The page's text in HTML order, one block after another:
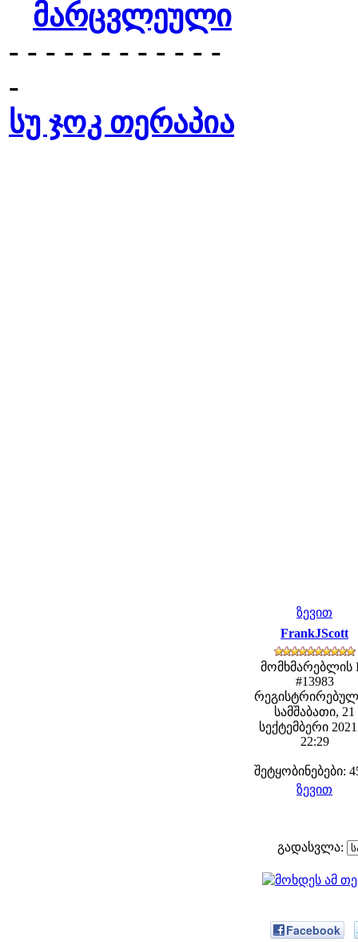
მარცვლეული
- - - - - - - - - - - -
-
სუ ჯოკ თერაპია
ზევით
FrankJScott
მომხმარებლის
#13983
სამშაბათი, 21
სექტემბერი
22:29
შეტყობინებები:
ზევით
გადასვლა:
Facebook